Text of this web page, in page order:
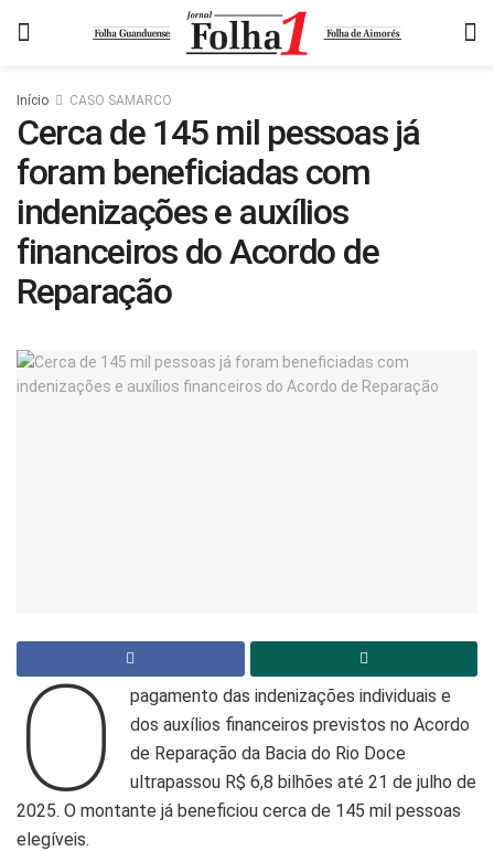
Início CASO SAMARCO
Cerca de 145 mil pessoas já
foram beneficiadas com
indenizações e auxílios
financeiros do Acordo de
Reparação
O
pagamento das indenizações individuais e
dos auxílios financeiros previstos no Acordo
de Reparação da Bacia do Rio Doce
ultrapassou R$ 6,8 bilhões até 21 de julho de
2025. O montante já beneficiou cerca de 145 mil pessoas
elegíveis.